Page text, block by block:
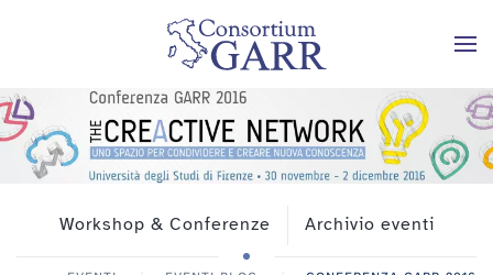
Skip to main content
Workshop & Conferenze Archivio eventi